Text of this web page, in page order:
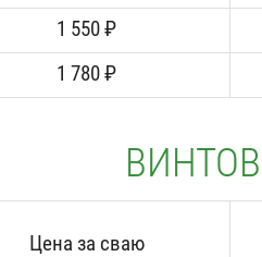
1 550 ₽
1 780 ₽
Цена за сваю